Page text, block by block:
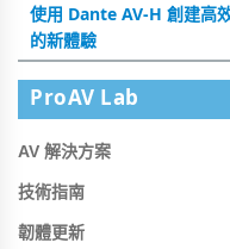
使用 Dante AV-H 創建高
的新體驗
ProAV Lab
AV 解決方案
技術指南
韌體更新